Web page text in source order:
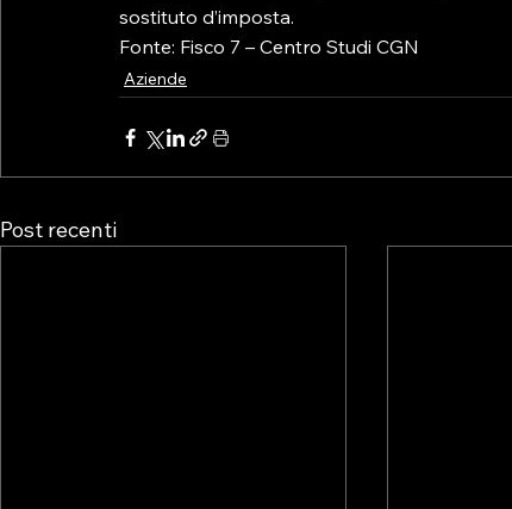
sostituto d’imposta.
Fonte: Fisco 7 – Centro Studi CGN
Aziende
Post recenti